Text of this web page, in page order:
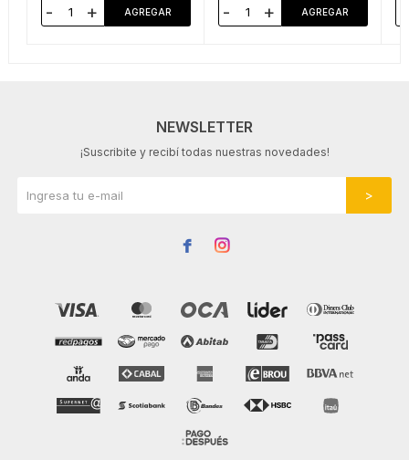
- + - +
NEWSLETTER
¡Suscribite y recibí todas nuestras novedades!
 